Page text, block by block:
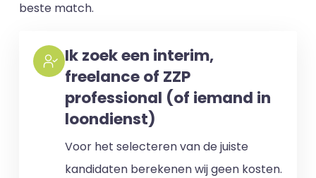
beste match.
Ik zoek een interim,
freelance of ZZP
professional (of iemand in
loondienst)
Voor het selecteren van de juiste
kandidaten berekenen wij geen kosten.